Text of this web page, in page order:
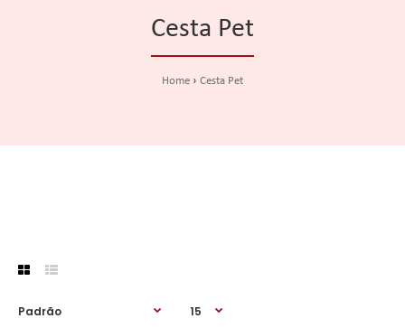
Cesta Pet
Home Cesta Pet